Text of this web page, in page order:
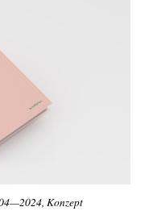
Konzept